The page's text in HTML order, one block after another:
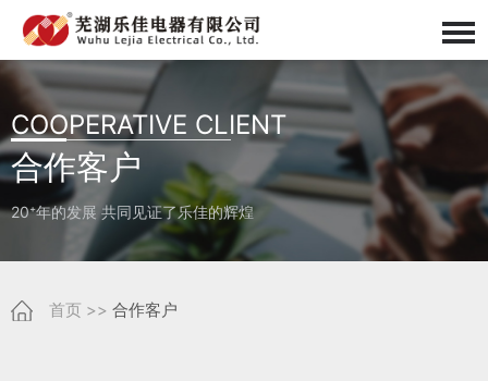
COOPERATIVE CLIENT
合作客户
20⁺年的发展 共同见证了乐佳的辉煌
首页 >> 合作客户